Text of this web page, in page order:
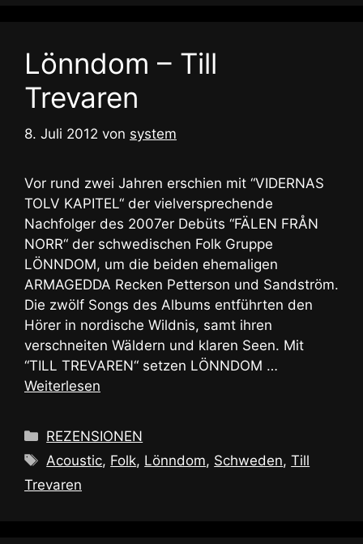
Lönndom – Till
Trevaren
8. Juli 2012 von system
Vor rund zwei Jahren erschien mit “VIDERNAS
TOLV KAPITEL“ der vielversprechende
Nachfolger des 2007er Debüts “FÄLEN FRÅN
NORR“ der schwedischen Folk Gruppe
LÖNNDOM, um die beiden ehemaligen
ARMAGEDDA Recken Petterson und Sandström.
Die zwölf Songs des Albums entführten den
Hörer in nordische Wildnis, samt ihren
verschneiten Wäldern und klaren Seen. Mit
“TILL TREVAREN“ setzen LÖNNDOM …
Weiterlesen
Kategorien
REZENSIONEN
Schlagwörter
Acoustic, Folk, Lönndom, Schweden,Till
Trevaren